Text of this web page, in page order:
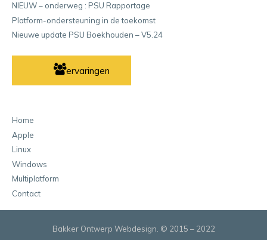
NIEUW – onderweg : PSU Rapportage
Platform-ondersteuning in de toekomst
Nieuwe update PSU Boekhouden – V5.24
ervaringen
Home
Apple
Linux
Windows
Multiplatform
Contact
Bakker Ontwerp Webdesign. © 2015 – 2022